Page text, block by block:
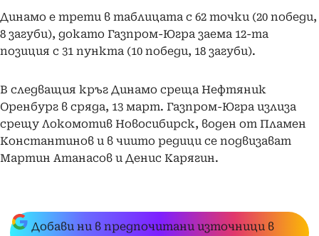
Динамо е трети в таблицата с 62 точки (20 победи,
8 загуби), докато Газпром-Югра заема 12-та
позиция с 31 пункта (10 победи, 18 загуби).
В следващия кръг Динамо среща Нефтяник
Оренбург в сряда, 13 март. Газпром-Югра излиза
срещу Локомотив Новосибирск, воден от Пламен
Константинов и в чиито редици се подвизават
Мартин Атанасов и Денис Карягин.
Добави ни в предпочитани източници в